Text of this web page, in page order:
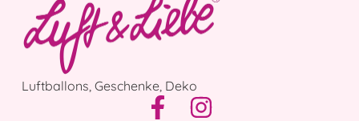
Luftballons, Geschenke, Deko